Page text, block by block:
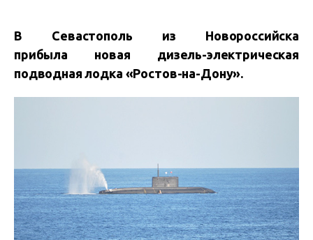
В Севастополь из Новороссийска
прибыла новая дизель-электрическая
подводная лодка «Ростов-на-Дону».